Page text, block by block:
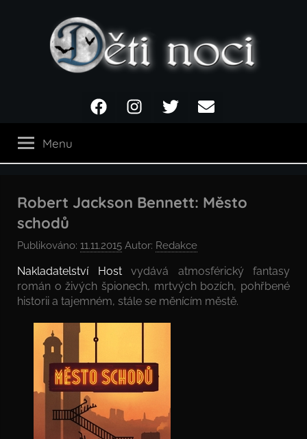
noci
FacebookInstagramTwitter Email
Menu
Robert Jackson Bennett: Město
schodů
Publikováno: 11.11.2015 Autor: Redakce
Nakladatelství Hostvydává atmosférický fantasy
román o živých špionech, mrtvých bozích, pohřbené
historii a tajemném, stále se měnícím městě.